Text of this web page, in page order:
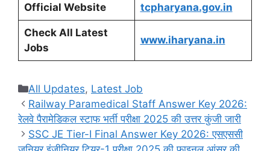
Official Website tcpharyana.gov.in
Check All Latest
Jobs
www.iharyana.in
Categories
All Updates, Latest Job
Railway Paramedical Staff Answer Key 2026:
रेलवे पैरामेडिकल स्टाफ भर्ती परीक्षा 2025 की उत्तर कुंजी जारी
SSC JE Tier-I Final Answer Key 2026: एसएससी